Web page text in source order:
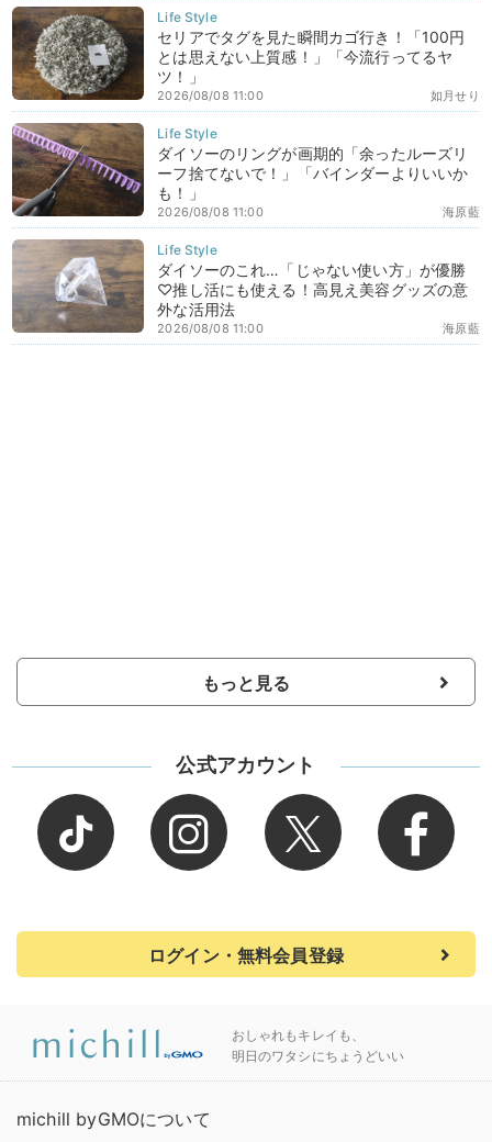
セリアでタグを見た瞬間カゴ行き！「100円
とは思えない上質感！」「今流行ってるヤ
ツ！」
如月せり
2026/08/08 11:00
ダイソーのリングが画期的「余ったルーズリ
ーフ捨てないで！」「バインダーよりいいか
も！」
海原藍
2026/08/08 11:00
ダイソーのこれ…「じゃない使い方」が優勝
♡推し活にも使える！高見え美容グッズの意
外な活用法
海原藍
2026/08/08 11:00
もっと見る
公式アカウント
ログイン・無料会員登録
おしゃれもキレイも、
明日のワタシにちょうどいい
michill byGMOについて